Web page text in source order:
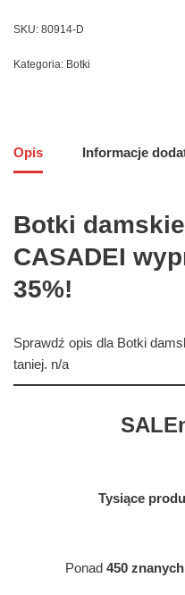
SKU: 80914-D
Kategoria: Botki
Opis Informacje
Botki
CASADEI
35%!
Sprawdź opis dla Botki
taniej. n/a
Tysiące
Ponad 450